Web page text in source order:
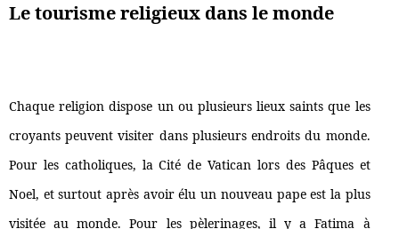
Le tourisme religieux dans le monde
Chaque religion dispose un ou plusieurs lieux saints que les
croyants peuvent visiter dans plusieurs endroits du monde.
Pour les catholiques, la Cité de Vatican lors des Pâques et
Noel, et surtout après avoir élu un nouveau pape est la plus
visitée au monde. Pour les pèlerinages, il y a Fatima à